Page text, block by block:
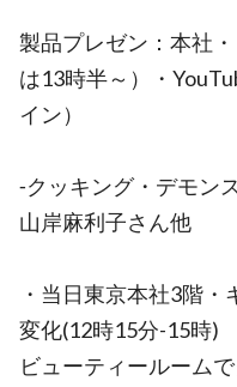
製品プレゼン：本社
は13時半～）・
イン）
‐クッキング・デモン
山岸麻利子さん他
・当日東京本社3階
変化(12時15分-15時)
ビューティールーム